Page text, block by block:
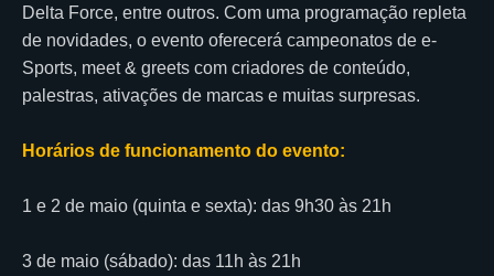
Delta Force, entre outros. Com uma programação repleta
de novidades, o evento oferecerá campeonatos de e-
Sports, meet & greets com criadores de conteúdo,
palestras, ativações de marcas e muitas surpresas.
Horários de funcionamento do evento:
1 e 2 de maio (quinta e sexta): das 9h30 às 21h
3 de maio (sábado): das 11h às 21h